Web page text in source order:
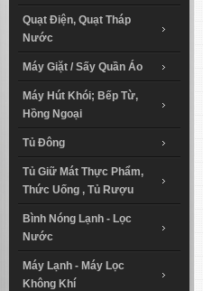
Quạt Điện, Quạt Tháp
Nước
Máy Giặt / Sấy Quần Áo
Máy Hút Khói; Bếp Từ,
Hồng Ngoại
Tủ Đông
Tủ Giữ Mát Thực Phẩm,
Thức Uống , Tủ Rượu
Bình Nóng Lạnh - Lọc
Nước
Máy Lạnh - Máy Lọc
Không Khí